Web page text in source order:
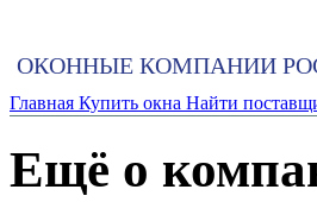
ОКОННЫЕ КОМПАНИИ
Главная Купить окна Найти
Ещё о